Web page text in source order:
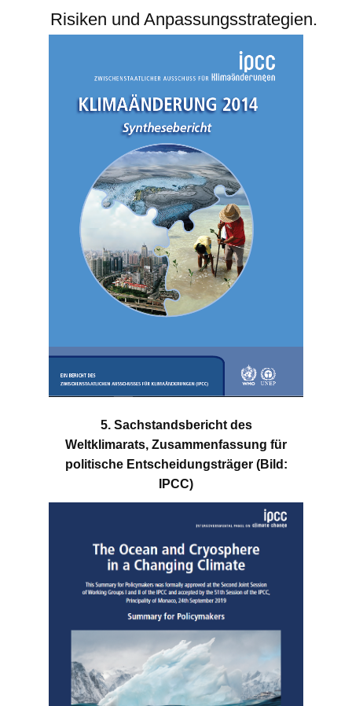
Risiken und Anpassungsstrategien.
5. Sachstandsbericht des
Weltklimarats, Zusammenfassung für
politische Entscheidungsträger (Bild:
IPCC)